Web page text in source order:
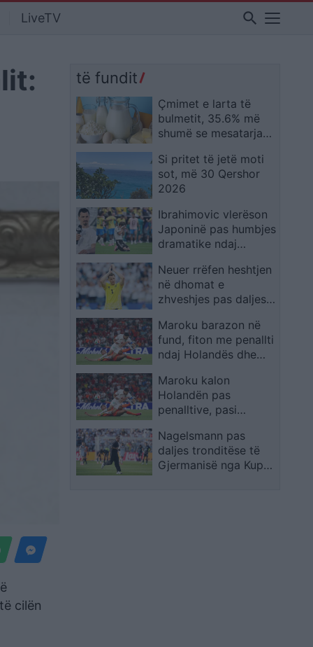
LiveTV search
cilën
të fundit
Çmimet e larta të
bulmetit, 35.6% më
shumë se mesatarja
treta në Europë
Si pritet të jetë moti
sot, më 30 Qershor
2026
Ibrahimovic vlerëson
Japoninë pas humbjes
dramatike ndaj
tepër
Neuer rrëfen heshtjen
në dhomat e
zhveshjes pas daljes
konfirmon largimin
nga kombëtarja
Maroku barazon në
fund, fiton me penallti
ndaj Holandës dhe
Maroku kalon
Holandën pas
penalltive, pasi
Nagelsmann pas
daljes tronditëse të
Gjermanisë nga Kupa